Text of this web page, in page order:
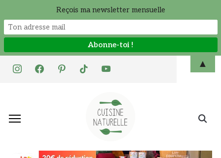
instagramfacebookpinteresttiktok youtube
Search
Reçois ma newsletter mensuelle
▲